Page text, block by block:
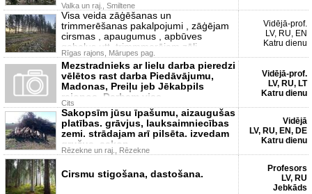
Valka un raj., Smiltene
Visa veida zāģēšanas un
trimmerēšanas pakalpojumi , zāģējam
cirsmas , apaugumus , apbūves
gabalus utt. trimmmerējam zāli
Rīgas rajons, Mārupes pag.
Vidējā-prof.
LV, RU, EN
Katru dienu
Mezstradnieks ar lielu darba pieredzi
vēlētos rast darba Piedāvājumu,
Madonas, Preiļu jeb Jēkabpils
rajonos. Darbam viss
Cits
Vidējā-prof.
LV, RU, LT
Katru dienu
Sakopsīm jūsu īpašumu, aizaugušas
platības. grāvjus, lauksaimniecības
zemi. strādajam arī pilsēta. izvedam
gružus. sakop
Rēzekne un raj., Rēzekne
Vidējā
LV, RU, EN, DE
Katru dienu
Cirsmu stigošana, dastošana.
Profesors
LV, RU
Jebkāds